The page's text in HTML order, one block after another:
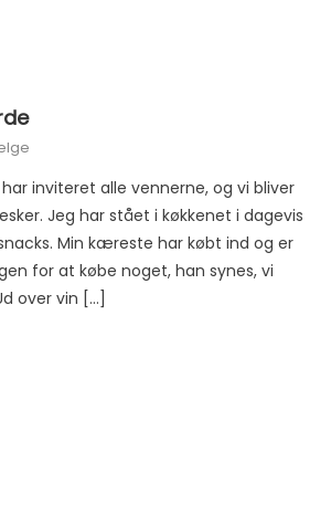
inviteret alle vennerne, og vi bliver
Jeg har stået i køkkenet i dagevis
Min kæreste har købt ind og er
for at købe noget, han synes, vi
over vin […]